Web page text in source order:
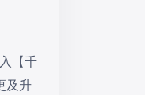
【千
及升